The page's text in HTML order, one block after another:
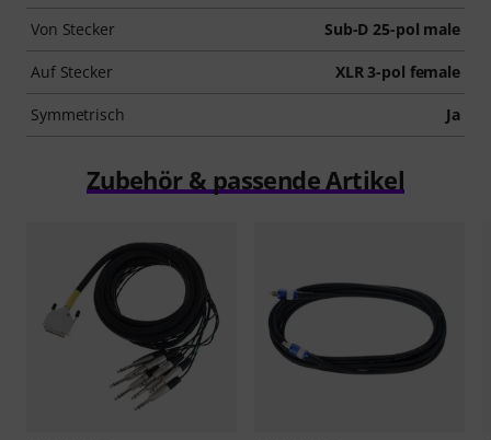
Von Stecker Sub-D 25-pol male
Auf Stecker XLR 3-pol female
Symmetrisch Ja
Zubehör & passende Artikel